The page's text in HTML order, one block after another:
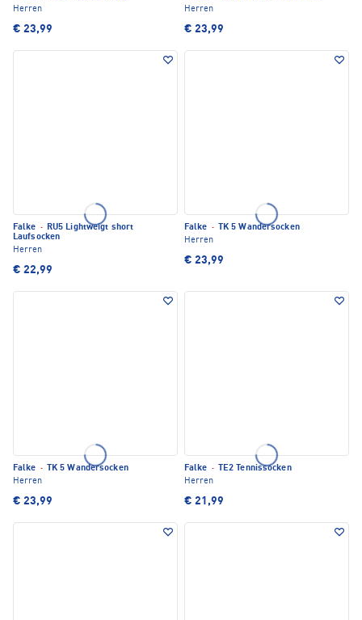
Herren
€ 23,99
Herren
€ 23,99
Falke · RU5 Lightweigt short
Laufsocken
Herren
€ 22,99
Falke ·
TK 5 Wandersocken
Herren
€ 23,99
Falke ·
TK 5 Wandersocken
Herren
€ 23,99
Falke ·
TE2 Tennissocken
Herren
€ 21,99